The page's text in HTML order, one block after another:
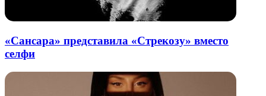
«Сансара» представила «Стрекозу» вместо
селфи